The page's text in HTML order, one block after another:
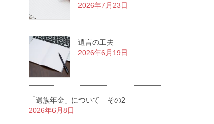
2026年7月23日
遺言の工夫
2026年6月19日
「遺族年金」について その2
2026年6月8日